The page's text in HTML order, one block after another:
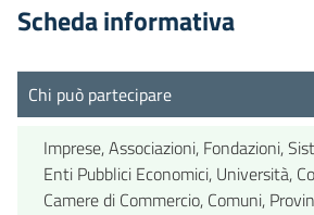
Scheda informativa
Chi può partecipare
Imprese, Associazioni, Fondazioni,
Enti Pubblici Economici, Università,
Camere di Commercio, Comuni,